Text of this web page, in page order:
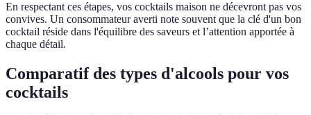
En respectant ces étapes, vos cocktails maison ne décevront pas vos
convives. Un consommateur averti note souvent que la clé d'un bon
cocktail réside dans l'équilibre des saveurs et l’attention apportée à
chaque détail.
Comparatif des types d'alcools pour vos
cocktails